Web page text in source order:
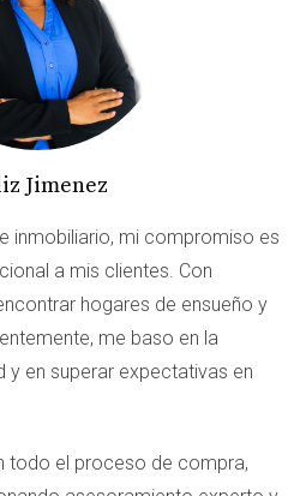
la zona y compara tasas
del vendedor
con financiamiento
y puede ser más flexible.
opción viable. Permite dividir el
facilitando la compra. Sin
los términos sean claros y
Jimenez
inmobiliario, mi compromiso es
a mis clientes. Con
hogares de ensueño y
me baso en la
y en superar expectativas en
todo el proceso de compra,